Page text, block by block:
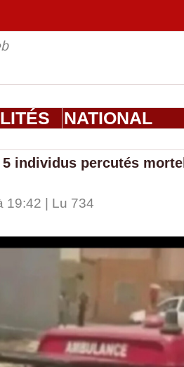
NATIONAL
individus percutés
19:42 | Lu 734